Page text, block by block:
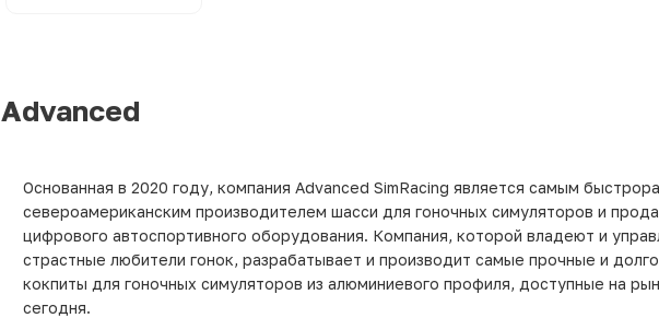
Advanced
Основанная в 2020 году, компания Advanced SimRacing является самым
североамериканским производителем шасси для гоночных симуляторов и
цифрового автоспортивного оборудования. Компания, которой владеют и
страстные любители гонок, разрабатывает и производит самые прочные и
кокпиты для гоночных симуляторов из алюминиевого профиля, доступные на
сегодня.